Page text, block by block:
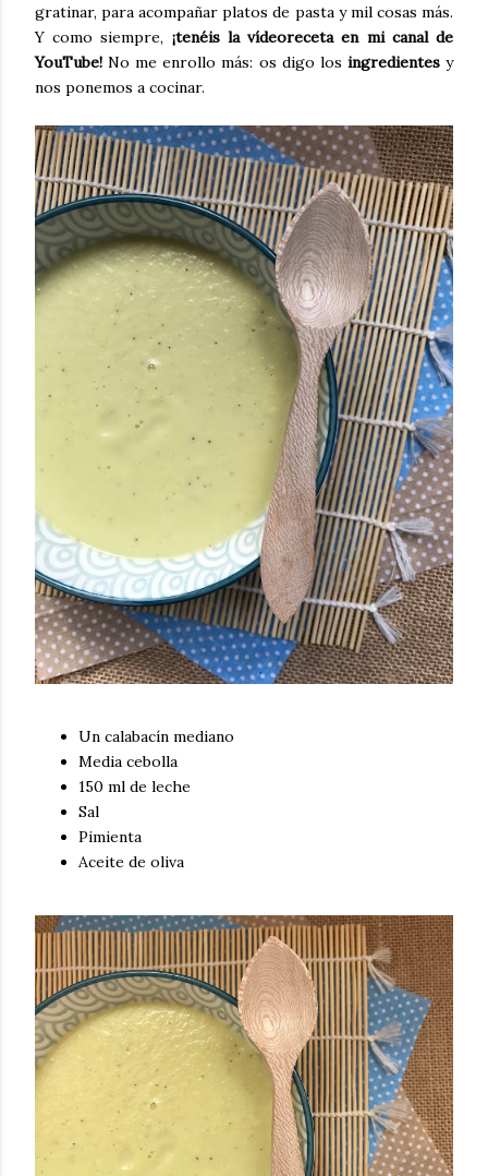
gratinar, para acompañar platos de pasta y mil cosas más.
Y como siempre, ¡tenéis la vídeoreceta en mi canal de
YouTube! No me enrollo más: os digo los ingredientesy
nos ponemos a cocinar.
Un calabacín mediano
Media cebolla
150 ml de leche
Sal
Pimienta
Aceite de oliva